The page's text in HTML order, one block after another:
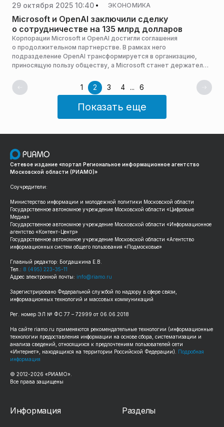
29 октября 2025 10:40 ЭКОНОМИКА
Microsoft и OpenAI заключили сделку
о сотрудничестве на 135 млрд долларов
Корпорации Microsoft и OpenAI достигли соглашения
о продолжительном партнерстве. В рамках него
подразделение OpenAI трансформируется в организацию,
приносящую пользу обществу, а Microsoft станет держателем
долларов, сообщает «Царьград».
1 2 3 4 ... 6
Показать еще
Сетевое издание «портал Региональное информационное агентство
Московской области (РИАМО)»
Соучредители:
Министерство информации и молодежной политики Московской области
Государственное автономное учреждение Московской области «Цифровые
Медиа»
Государственное автономное учреждение Московской области «Информационное
агентство «Контент-Центр»
Государственное автономное учреждение Московской области «Агентство
информационных систем общего пользования «Подмосковье»
Главный редактор: Богдашкина Е.В.
Тел.: 8 (495) 223-35-11
Адрес электронной почты: info@riamo.ru
Зарегистрировано Федеральной службой по надзору в сфере связи,
информационных технологий и массовых коммуникаций
Рег. номер ЭЛ № ФС 77 – 72999 от 06.06.2018
На сайте riamo.ru применяются рекомендательные технологии (информационные
технологии предоставления информации на основе сбора, систематизации и
анализа сведений, относящихся к предпочтениям пользователей сети
«Интернет», находящихся на территории Российской Федерации). Подробная
информация
© 2012-2026 «РИАМО».
Все права защищены
Информация Разделы